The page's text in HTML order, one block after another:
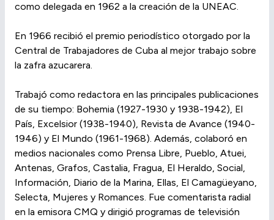
como delegada en 1962 a la creación de la UNEAC.
En 1966 recibió el premio periodístico otorgado por la
Central de Trabajadores de Cuba al mejor trabajo sobre
la zafra azucarera.
Trabajó como redactora en las principales publicaciones
de su tiempo: Bohemia (1927-1930 y 1938-1942), El
País, Excelsior (1938-1940), Revista de Avance (1940-
1946) y El Mundo (1961-1968). Además, colaboró en
medios nacionales como Prensa Libre, Pueblo, Atuei,
Antenas, Grafos, Castalia, Fragua, El Heraldo, Social,
Información, Diario de la Marina, Ellas, El Camagüeyano,
Selecta, Mujeres y Romances. Fue comentarista radial
en la emisora CMQ y dirigió programas de televisión